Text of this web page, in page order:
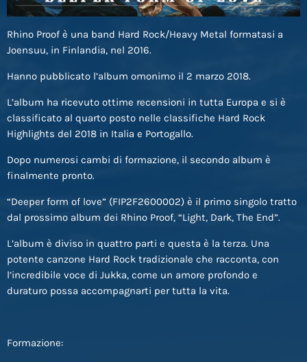
Rhino Proof è una band Hard Rock/Heavy Metal formatasi a
Joensuu, in Finlandia, nel 2016.
Hanno pubblicato l’album omonimo il 2 marzo 2018.
L’album ha ricevuto ottime recensioni in tutta Europa e si è
classificato al quarto posto nelle classifiche Hard Rock
Highlights del 2018 in Italia e Portogallo.
Dopo numerosi cambi di formazione, il secondo album è
finalmente pronto.
“Deeper form of love” (FIP2F2600002) è il primo singolo tratto
dal prossimo album dei Rhino Proof, “Light, Dark, The End”.
L’album è diviso in quattro parti e questa è la terza. Una
potente canzone Hard Rock tradizionale che racconta, con
l’incredibile voce di Jukka, come un amore profondo e
duraturo possa accompagnarti per tutta la vita.
Formazione: